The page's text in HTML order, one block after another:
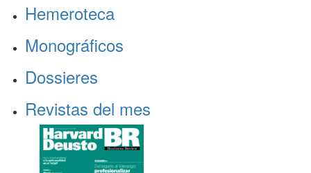
Hemeroteca
Monográficos
Dossieres
Revistas del mes